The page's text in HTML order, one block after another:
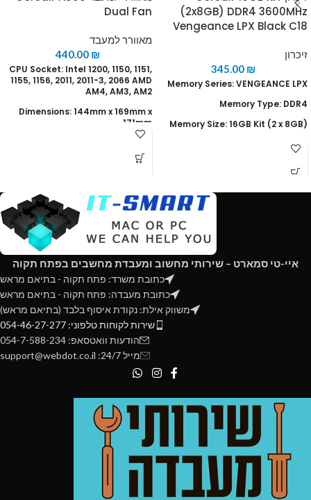
(2x8GB) DDR4 3600MHz
Vengeance LPX Black C18
זיכרון
345.00 ₪
Memory Series: VENGEANCE LPX
Memory Type: DDR4
(Memory Size: 16GB Kit (2 x 8GB
Tested Speed: 3600MHz
Performance Profile: XMP 2.0
Dual Fan
מאוורר למעבד
440.00 ₪
CPU Socket: Intel 1200, 1150, 1151,
1155, 1156, 2011, 2011-3, 2066 AMD
AM4, AM3, AM2
Dimensions: 144mm x 169mm x
171mm
Aluminum Fins, Direct-Contact
Heatpipe
Fan Quantity: 2
Fan Speed: 0-2400 RPM (PWM) ±
10%
Fan Noise Level: 10 - 36 dBA
Fan Power Connector: 4-Pin
איי-טי סמארט – שירותי מחשוב ומעבדת מחשבים בפתח תקוה
כתובת משרד: פתח תקוה - בתיאם מראש
כתובת מעבדה: פתח תקוה - בתיאם מראש
משווק אילת: נקודת איסוף בלבד (בתיאם מראש)
שירות לקוחות טלפוני: 054-46-27-277
הודעות וואטסאפ: 054-7-588-234
מייל 24/7: support@webdot.co.il